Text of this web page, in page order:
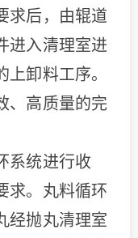
求后，由辊道
进入清理室进
卸料工序。
、高质量的完
系统进行收
求。丸料循环
经抛丸清理室